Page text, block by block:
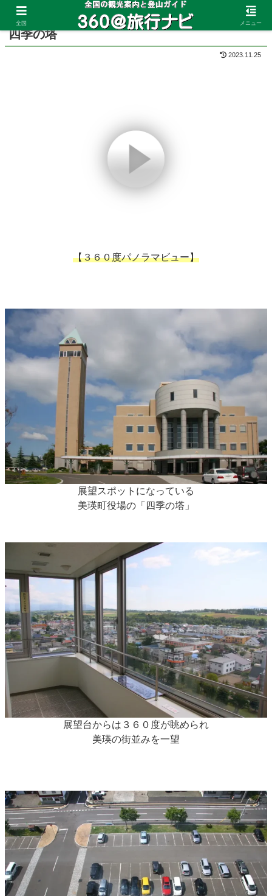
ホーム 北海道 美瑛
四季の塔
2023.11.25
【３６０度パノラマビュー】
展望スポットになっている
美瑛町役場の「四季の塔」
展望台からは３６０度が眺められ
美瑛の街並みを一望
全国 メニュー